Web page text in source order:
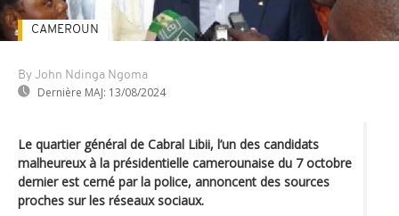
By John Ndinga Ngoma
Dernière MAJ: 13/08/2024
CAMEROUN
Le quartier général de Cabral Libii, l’un des candidats
malheureux à la présidentielle camerounaise du 7 octobre
dernier est cerné par la police, annoncent des sources
proches sur les réseaux sociaux.